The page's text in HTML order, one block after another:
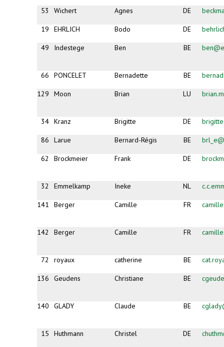
53 Wichert Agnes DE
19 EHRLICH Bodo DE
49 Indestege Ben BE
66 PONCELET Bernadette BE
129 Moon Brian LU
34 Kranz Brigitte DE
86 Larue Bernard-Régis BE
62 Brockmeier Frank DE
32 Emmelkamp Ineke NL
141 Berger Camille FR
142 Berger Camille FR
72 royaux catherine BE
136 Geudens Christiane BE
140 GLADY Claude BE
15 Huthmann Christel DE